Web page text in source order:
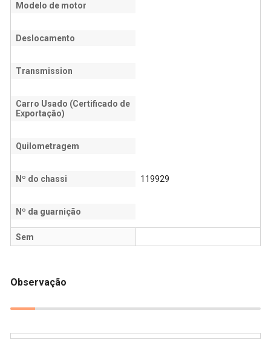
Modelo de motor
Deslocamento
Transmission
Carro Usado (Certificado de
Exportação)
Quilometragem
Nº do chassi 119929
Nº da guarnição
Sem
Observação